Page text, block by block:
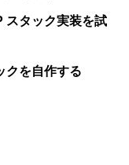
スタック実装を試
クを自作する